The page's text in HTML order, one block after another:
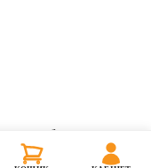
виробничих послуг.
для